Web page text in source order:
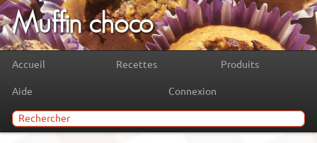
Muffin choco
Accueil Recettes Produits
Aide Connexion